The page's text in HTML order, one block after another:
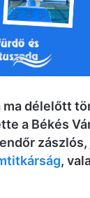
délelőtt
a Békés
zászlós,
,